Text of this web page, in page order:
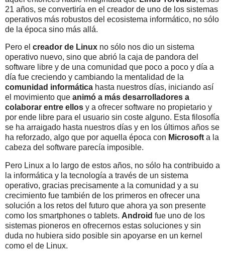
21 años, se convertiría en el creador de uno de los sistemas
operativos más robustos del ecosistema informático, no sólo
de la época sino más allá.
Pero el creador de Linux no sólo nos dio un sistema
operativo nuevo, sino que abrió la caja de pandora del
software libre y de una comunidad que poco a poco y día a
día fue creciendo y cambiando la mentalidad de la
comunidad informática hasta nuestros días, iniciando así
el movimiento que animó a más desarrolladores a
colaborar entre ellos y a ofrecer software no propietario y
por ende libre para el usuario sin coste alguno. Esta filosofía
se ha arraigado hasta nuestros días y en los últimos años se
ha reforzado, algo que por aquella época con Microsofta la
cabeza del software parecía imposible.
Pero Linux a lo largo de estos años, no sólo ha contribuido a
la informática y la tecnología a través de un sistema
operativo, gracias precisamente a la comunidad y a su
crecimiento fue también de los primeros en ofrecer una
solución a los retos del futuro que ahora ya son presente
como los smartphones o tablets. Android fue uno de los
sistemas pioneros en ofrecernos estas soluciones y sin
duda no hubiera sido posible sin apoyarse en un kernel
como el de Linux.